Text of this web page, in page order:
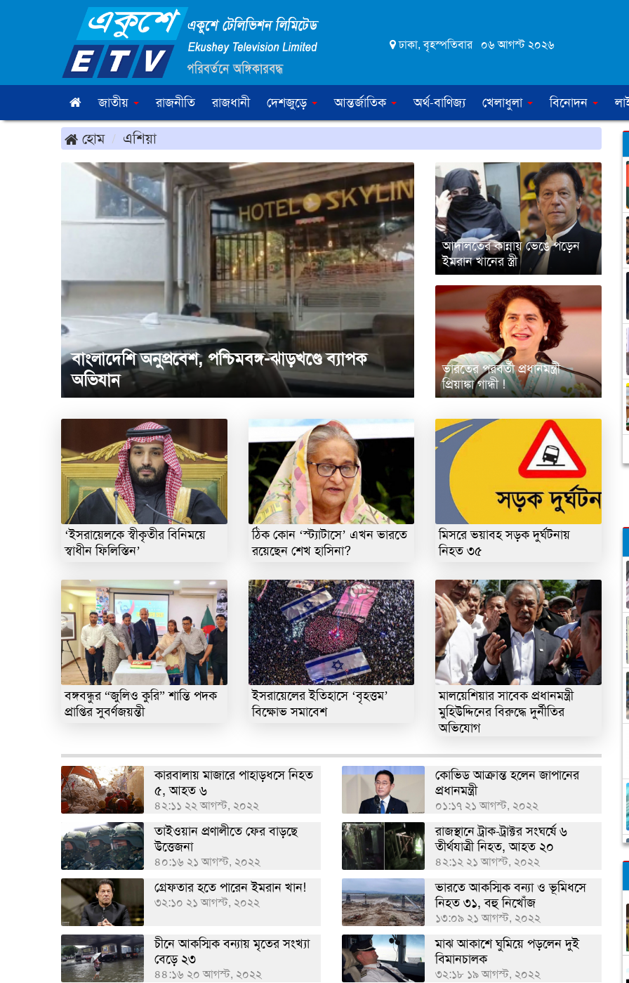
ঢাকা, বৃহস্পতিবার ০৬ আগস্ট ২০২৬
জাতীয় রাজনীতি রাজধানী দেশজুড়ে আন্তর্জাতিক অর্থ-বাণিজ্য খেলাধুলা বিনোদন
হোম এশিয়া
বাংলাদেশি অনুপ্রবেশ, পশ্চিমবঙ্গ-ঝাড়খণ্ডে ব্যাপক
অভিযান
আদালতের কান্নায় ভেঙে পড়েন
ইমরান খানের স্ত্রী
ভারতের পরবর্তী প্রধানমন্ত্রী
প্রিয়াঙ্কা গান্ধী !
‘ইসরায়েলকে স্বীকৃতীর বিনিময়ে
স্বাধীন ফিলিস্তিন’
ঠিক কোন ‘স্ট্যাটাসে’ এখন ভারতে
রয়েছেন শেখ হাসিনা?
মিসরে ভয়াবহ সড়ক দুর্ঘটনায়
নিহত ৩৫
বঙ্গবন্ধুর “জুলিও কুরি” শান্তি পদক
প্রাপ্তির সুবর্ণজয়ন্তী
ইসরায়েলের ইতিহাসে ‘বৃহত্তম’
বিক্ষোভ সমাবেশ
মালয়েশিয়ার সাবেক প্রধানমন্ত্রী
মুহিউদ্দিনের বিরুদ্ধে দুর্নীতির
অভিযোগ
কারবালায় মাজারে পাহাড়ধসে নিহত
৫, আহত ৬
৪২:১১ ২২ আগস্ট, ২০২২
কোভিড আক্রান্ত হলেন জাপানের
প্রধানমন্ত্রী
০১:১৭ ২১ আগস্ট, ২০২২
তাইওয়ান প্রণালীতে ফের বাড়ছে
উত্তেজনা
৪০:১৬ ২১ আগস্ট, ২০২২
রাজস্থানে ট্রাক-ট্রাক্টর সংঘর্ষে ৬
তীর্থযাত্রী নিহত, আহত ২০
৪২:১২ ২১ আগস্ট, ২০২২
গ্রেফতার হতে পারেন ইমরান খান!
৩২:১০ ২১ আগস্ট, ২০২২
ভারতে আকস্মিক বন্যা ও ভূমিধসে
নিহত ৩১, বহু নিখোঁজ
১৩:০৯ ২১ আগস্ট, ২০২২
চীনে আকস্মিক বন্যায় মৃতের সংখ্যা
বেড়ে ২৩
৪৪:১৬ ২০ আগস্ট, ২০২২
মাঝ আকাশে ঘুমিয়ে পড়লেন দুই
বিমানচালক
৩২:১৮ ১৯ আগস্ট, ২০২২